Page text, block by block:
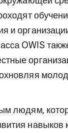
и
OWIS
людям,
навыков